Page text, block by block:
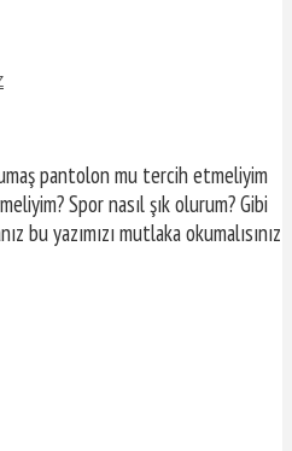
pantolon mu tercih etmeliyim
Spor nasıl şık olurum? Gibi
bu yazımızı mutlaka okumalısınız